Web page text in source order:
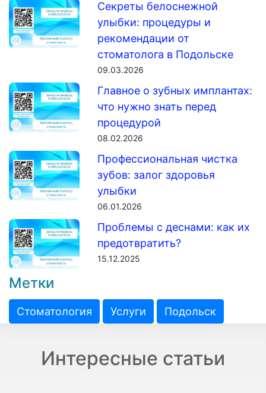
Секреты белоснежной
улыбки: процедуры и
рекомендации от
стоматолога в Подольске
09.03.2026
Главное о зубных имплантах:
что нужно знать перед
процедурой
08.02.2026
Профессиональная чистка
зубов: залог здоровья
улыбки
06.01.2026
Проблемы с деснами: как их
предотвратить?
15.12.2025
Метки
Стоматология Услуги Подольск
Интересные статьи